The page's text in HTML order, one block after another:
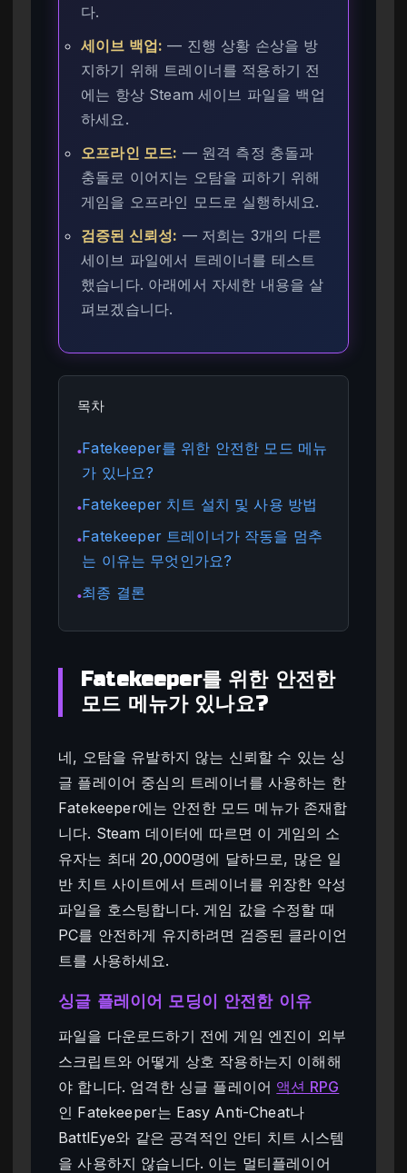
다.
세이브 백업: — 진행 상황 손상을 방
지하기 위해 트레이너를 적용하기 전
에는 항상 Steam 세이브 파일을 백업
하세요.
오프라인 모드: — 원격 측정 충돌과
충돌로 이어지는 오탐을 피하기 위해
게임을 오프라인 모드로 실행하세요.
검증된 신뢰성: — 저희는 3개의 다른
세이브 파일에서 트레이너를 테스트
했습니다. 아래에서 자세한 내용을 살
펴보겠습니다.
목차
●Fatekeeper를 위한 안전한 모드 메뉴
가 있나요?
●Fatekeeper 치트 설치 및 사용 방법
●Fatekeeper 트레이너가 작동을 멈추
는 이유는 무엇인가요?
●최종 결론
Fatekeeper를 위한 안전한
모드 메뉴가 있나요?
네, 오탐을 유발하지 않는 신뢰할 수 있는 싱
글 플레이어 중심의 트레이너를 사용하는 한
Fatekeeper에는 안전한 모드 메뉴가 존재합
니다. Steam 데이터에 따르면 이 게임의 소
유자는 최대 20,000명에 달하므로, 많은 일
반 치트 사이트에서 트레이너를 위장한 악성
파일을 호스팅합니다. 게임 값을 수정할 때
PC를 안전하게 유지하려면 검증된 클라이언
트를 사용하세요.
싱글 플레이어 모딩이 안전한 이유
파일을 다운로드하기 전에 게임 엔진이 외부
스크립트와 어떻게 상호 작용하는지 이해해
야 합니다. 엄격한 싱글 플레이어 액션 RPG
인 Fatekeeper는 Easy Anti-Cheat나
BattlEye와 같은 공격적인 안티 치트 시스템
을 사용하지 않습니다. 이는 멀티플레이어